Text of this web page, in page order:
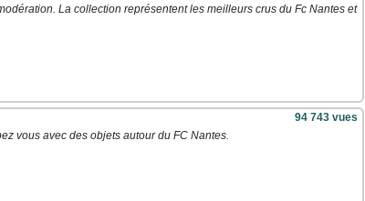
La collection représentent les meilleurs crus du Fc Nantes et
94 743 vues
vous avec des objets autour du FC Nantes.